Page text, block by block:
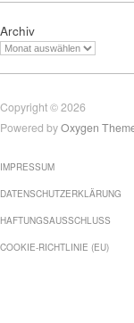
Archiv
Copyright © 2026
Powered byOxygen
IMPRESSUM
DATENSCHUTZERKLÄRUNG
HAFTUNGSAUSSCHLUSS
COOKIE-RICHTLINIE (EU)